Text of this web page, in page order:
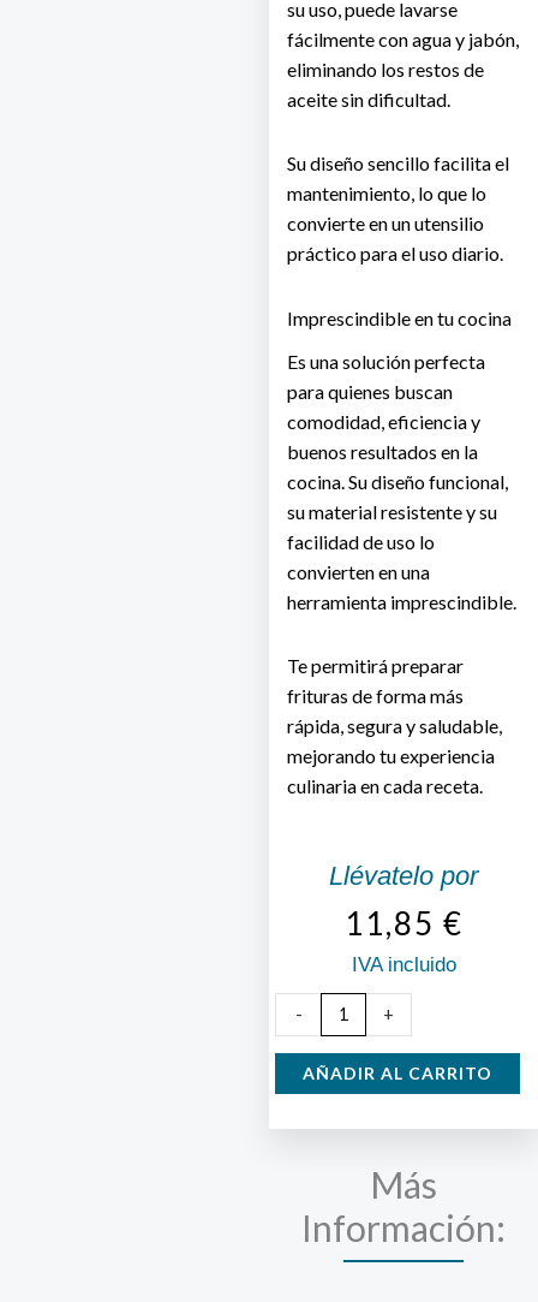
su uso, puede lavarse
fácilmente con agua y jabón,
eliminando los restos de
aceite sin dificultad.
Su diseño sencillo facilita el
mantenimiento, lo que lo
convierte en un utensilio
práctico para el uso diario.
Imprescindible en tu cocina
Es una solución perfecta
para quienes buscan
comodidad, eficiencia y
buenos resultados en la
cocina. Su diseño funcional,
su material resistente y su
facilidad de uso lo
convierten en una
herramienta imprescindible.
Te permitirá preparar
frituras de forma más
rápida, segura y saludable,
mejorando tu experiencia
culinaria en cada receta.
Llévatelo por
11,85 €
IVA incluido
-
con
Cestillo
cantidad
+
AÑADIR AL CARRITO
Más
Información: